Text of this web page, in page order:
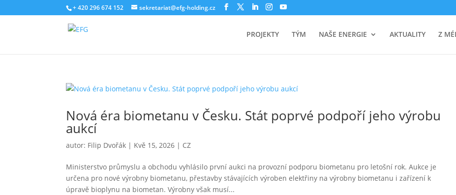
+ 420 296 674 152 sekretariat@efg-holding.cz
PROJEKTY TÝM NAŠE ENERGIE AKTUALITY Z
Nová éra biometanu v Česku. Stát poprvé podpoří jeho výrobu
aukcí
autor: Filip Dvořák | Kvě 15, 2026 | CZ
Ministerstvo průmyslu a obchodu vyhlásilo první aukci na provozní podporu biometanu pro letošní rok. Aukce je
určena pro nové výrobny biometanu, přestavby stávajících výroben elektřiny na výrobny biometanu i zařízení k
úpravě bioplynu na biometan. Výrobny však musí...